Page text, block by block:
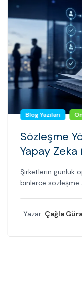
Blog Yazıları
Sözleşme
Yapay Zeka
Şirketlerin günlük
binlerce sözleşme
Yazar: Çağla